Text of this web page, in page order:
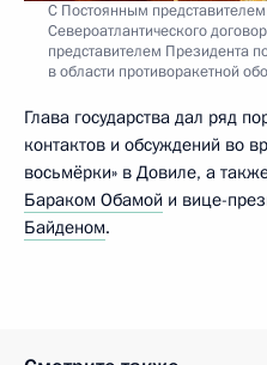
С Постоянным
Североатлантического
представителем Президента
в области противоракетной
Глава государства дал ряд
контактов и обсуждений во
восьмёрки» в Довиле, а
Бараком Обамой и вице-
Байденом.